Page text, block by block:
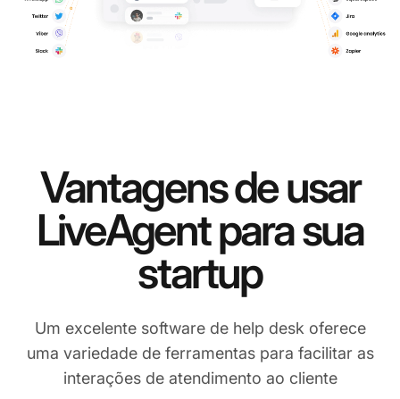
Vantagens de usar
LiveAgent para sua
startup
Um excelente software de help desk oferece
uma variedade de ferramentas para facilitar as
interações de atendimento ao cliente